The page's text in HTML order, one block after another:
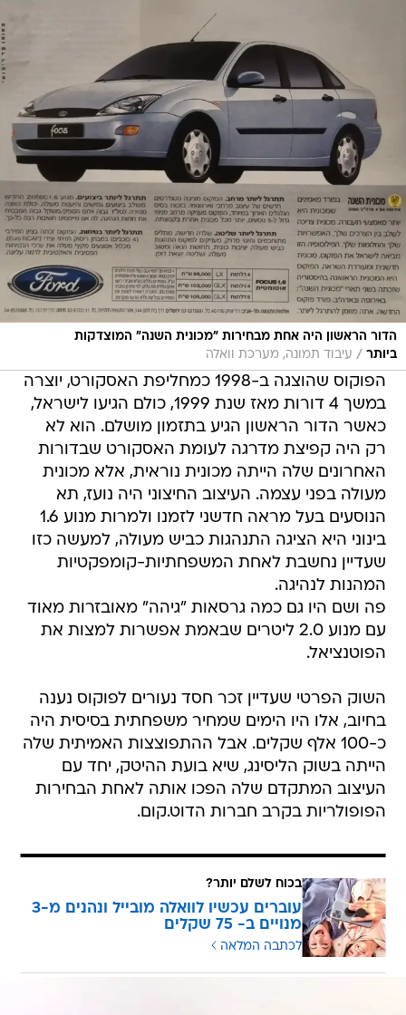
הדור הראשון היה אחת מבחירות "מכונית השנה" המוצדקות
ביותר / עיבוד תמונה, מערכת וואלה
הפוקוס שהוצגה ב-1998 כמחליפת האסקורט, יוצרה
במשך 4 דורות מאז שנת 1999, כולם הגיעו לישראל,
כאשר הדור הראשון הגיע בתזמון מושלם. הוא לא
רק היה קפיצת מדרגה לעומת האסקורט שבדורות
האחרונים שלה הייתה מכונית נוראית, אלא מכונית
מעולה בפני עצמה. העיצוב החיצוני היה נועז, תא
הנוסעים בעל מראה חדשני לזמנו ולמרות מנוע 1.6
בינוני היא הציגה התנהגות כביש מעולה, למעשה כזו
שעדיין נחשבת לאחת המשפחתיות-קומפקטיות
המהנות לנהיגה.
פה ושם היו גם כמה גרסאות "גיהה" מאובזרות מאוד
עם מנוע 2.0 ליטרים שבאמת אפשרות למצות את
הפוטנציאל.
השוק הפרטי שעדיין זכר חסד נעורים לפוקוס נענה
בחיוב, אלו היו הימים שמחיר משפחתית בסיסית היה
כ-100 אלף שקלים. אבל ההתפוצצות האמיתית שלה
הייתה בשוק הליסינג, שיא בועת ההיטק, יחד עם
העיצוב המתקדם שלה הפכו אותה לאחת הבחירות
הפופולריות בקרב חברות הדוט.קום.
בכוח לשלם יותר?
עוברים עכשיו לוואלה מובייל ונהנים מ-3
מנויים ב- 75 שקלים
לכתבה המלאה